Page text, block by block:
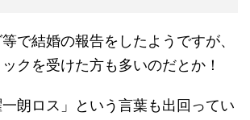
で結婚の報告をしたようですが、
クを受けた方も多いのだとか！
朗ロス」という言葉も出回ってい